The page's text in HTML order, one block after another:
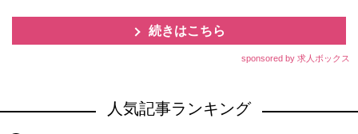
続きはこちら
sponsored by 求人ボックス
人気記事ランキング